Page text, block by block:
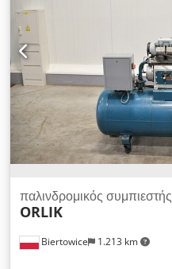
Biertowice 1.213 km
παλινδρομικός συμπιεστής
ORLIK